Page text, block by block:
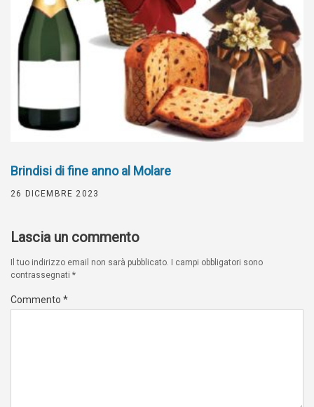
Brindisi di fine anno al Molare
26 DICEMBRE 2023
Lascia un commento
Il tuo indirizzo email non sarà pubblicato. I campi obbligatori sono
contrassegnati *
Commento *